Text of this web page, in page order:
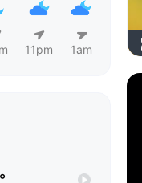
11pm 1am